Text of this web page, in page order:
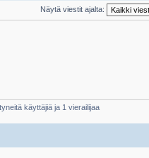
Näytä viestit ajalta:
käyttäjiä ja 1 vierailijaa